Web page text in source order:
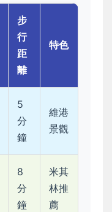
步
行
距
離
特色
5
分
鐘
維港
景觀
8
分
鐘
米其
林推
薦